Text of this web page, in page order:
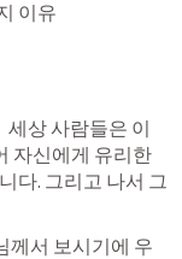
이유
자신에게 유리한
다. 그리고 나서 그